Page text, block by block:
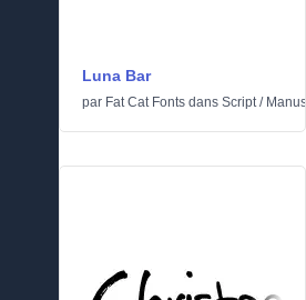
Luna Bar
par Fat Cat Fonts dans Script/